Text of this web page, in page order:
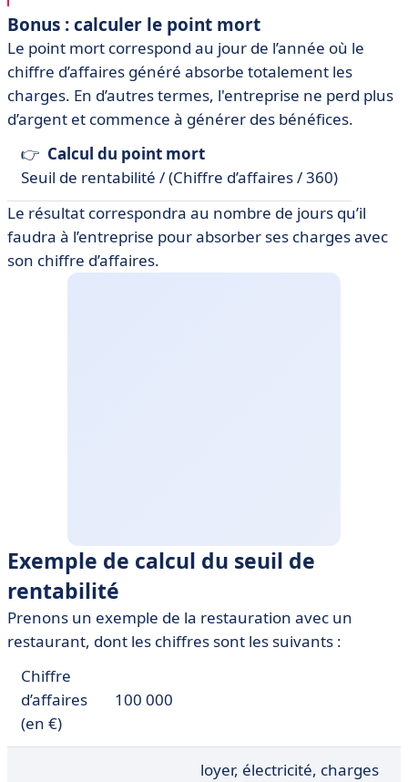
Bonus : calculer le point mort
Le point mort correspond au jour de l’année où le
chiffre d’affaires généré absorbe totalement les
charges. En d’autres termes, l'entreprise ne perd plus
d’argent et commence à générer des bénéfices.
👉 Calcul du point mort
Seuil de rentabilité / (Chiffre d’affaires / 360)
Le résultat correspondra au nombre de jours qu’il
faudra à l’entreprise pour absorber ses charges avec
son chiffre d’affaires.
Exemple de calcul du seuil de
rentabilité
Prenons un exemple de la restauration avec un
restaurant, dont les chiffres sont les suivants :
Chiffre
d’affaires
(en €)
100 000
loyer, électricité, charges